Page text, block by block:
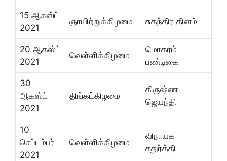
15 ஆகஸ்ட்
2021
ஞாயிற்றுக்கிழமை சுதந்திர தினம்
20 ஆகஸ்ட்
2021
வெள்ளிக்கிழமை
மொகரம்
பண்டிகை
30
ஆகஸ்ட்
2021
திங்கட்கிழமை
கிருஷ்ண
ஜெயந்தி
10
செப்டம்பர்
2021
வெள்ளிக்கிழமை
விநாயக
சதுர்த்தி